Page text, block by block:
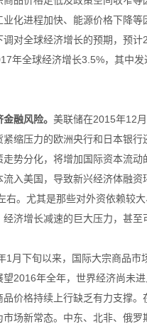
化进程加快、能源价格下降
对全球经济增长的预期，预
年全球经济增长3.5%，其中
融风险。 美联储在2015年12
缩压力的欧洲央行和日本银
势分化，将增加国际资本流
入美国，导致新兴经济体融
。尤其是那些对外资依赖较
济增长减速的巨大压力，甚
1月下旬以来，国际大宗商品
2016年全年，世界经济尚未
价格持续上行缺乏有力支撑
场新常态。中东、北非、俄